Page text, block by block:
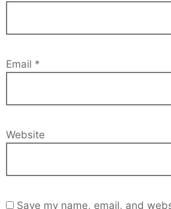
Email *
Website
Save my name, email, and